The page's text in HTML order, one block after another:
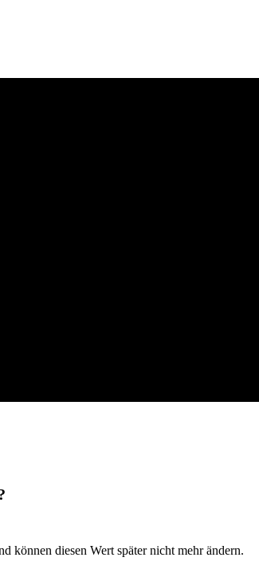
können diesen Wert später nicht mehr ändern.